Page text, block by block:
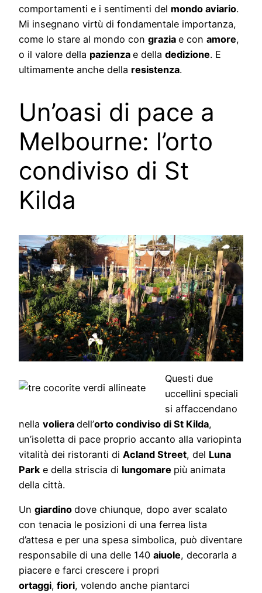
comportamenti e i sentimenti del mondo aviario.
Mi insegnano virtù di fondamentale importanza,
come lo stare al mondo con grazia e con amore,
o il valore della pazienza e della dedizione. E
ultimamente anche della resistenza.
Un’oasi di pace a
Melbourne: l’orto
condiviso di St
Kilda
Questi due
uccellini speciali
si affaccendano
nella voliera dell’orto condiviso di St Kilda,
un’isoletta di pace proprio accanto alla variopinta
vitalità dei ristoranti di Acland Street, del Luna
Park e della striscia di lungomare più animata
della città.
Un giardino dove chiunque, dopo aver scalato
con tenacia le posizioni di una ferrea lista
d’attesa e per una spesa simbolica, può diventare
responsabile di una delle 140 aiuole, decorarla a
piacere e farci crescere i propri
ortaggi, fiori, volendo anche piantarci